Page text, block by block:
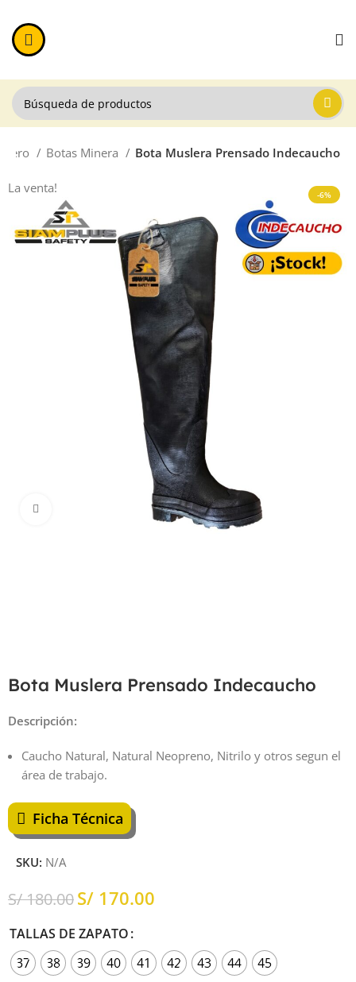
Botas Minera Bota Muslera Prensado Indecaucho
-6%
La venta!
Haga Click para agrandar
Bota Muslera Prensado Indecaucho
Descripción:
Caucho Natural, Natural Neopreno, Nitrilo y otros segun el
área de trabajo.
Ficha Técnica
SKU: N/A
S/180.00S/ 170.00
TALLAS DE ZAPATO
37
38 39 40 41 42 43 44 45